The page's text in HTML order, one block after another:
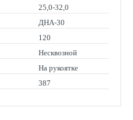
25,0-32,0
ДНА-30
120
Несквозной
На рукоятке
387